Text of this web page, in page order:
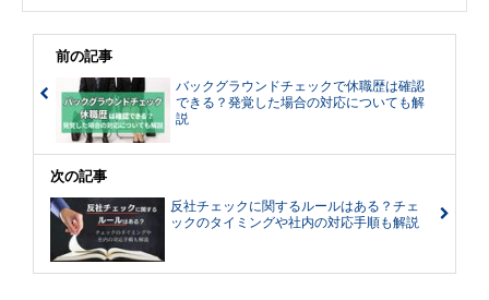
前の記事
バックグラウンドチェックで休職歴は確認
できる？発覚した場合の対応についても解
説
次の記事
反社チェックに関するルールはある？チェ
ックのタイミングや社内の対応手順も解説